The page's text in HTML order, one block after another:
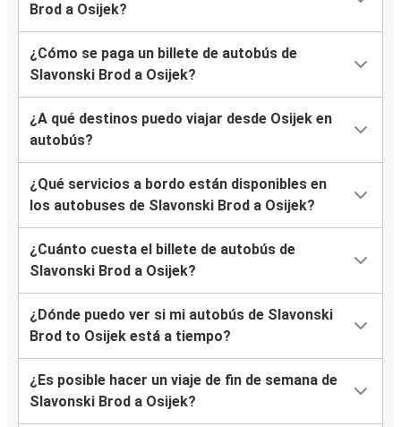
Brod a Osijek?
¿Cómo se paga un billete de autobús de
Slavonski Brod a Osijek?
¿A qué destinos puedo viajar desde Osijek en
autobús?
¿Qué servicios a bordo están disponibles en
los autobuses de Slavonski Brod a Osijek?
¿Cuánto cuesta el billete de autobús de
Slavonski Brod a Osijek?
¿Dónde puedo ver si mi autobús de Slavonski
Brod to Osijek está a tiempo?
¿Es posible hacer un viaje de fin de semana de
Slavonski Brod a Osijek?